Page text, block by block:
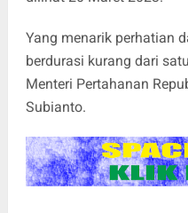
Yang menarik perhatian
berdurasi kurang dari
Menteri Pertahanan
Subianto.